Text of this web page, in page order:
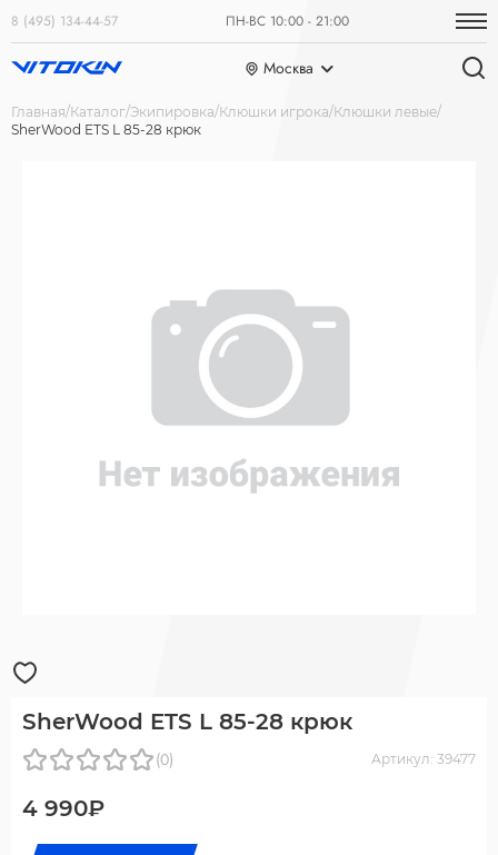
8 (495) 134-44-57 ПН-ВС 10:00 - 21:00
Москва
Главная Каталог Экипировка Клюшки игрока Клюшки левые
SherWood ETS L 85-28 крюк
SherWood ETS L 85-28 крюк
(0) Артикул: 39477
4 990₽